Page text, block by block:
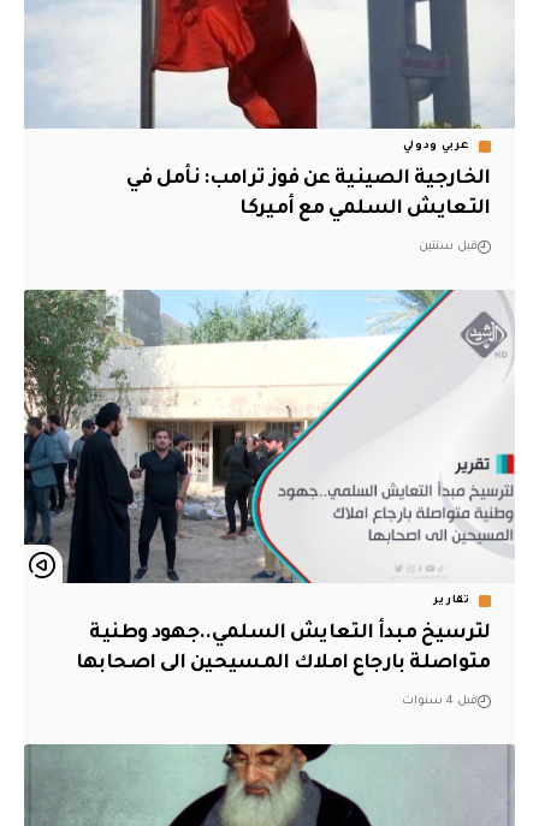
عربي ودولي
الخارجية الصينية عن فوز ترامب: نأمل في
التعايش السلمي مع أميركا
قبل سنتين
تقارير
لترسيخ مبدأ التعايش السلمي..جهود وطنية
متواصلة بارجاع املاك المسيحين الى اصحابها
قبل 4 سنوات